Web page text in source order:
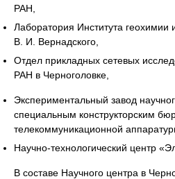
РАН,
Лаборатория Института геохимии
В. И. Вернадского,
Отдел прикладных сетевых
РАН в Черноголовке,
Экспериментальный завод
специальным конструкторским
телекоммуникационной
Научно-технологический центр
В составе Научного центра в